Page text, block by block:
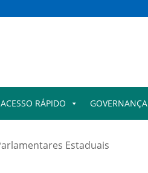
ACESSO RÁPIDO GOVERNANÇA
Estaduais